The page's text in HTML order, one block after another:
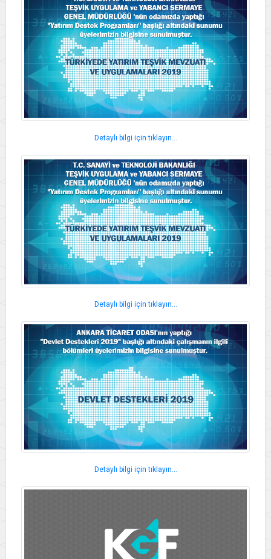
Detaylı bilgi için tıklayın...
Detaylı bilgi için tıklayın...
Detaylı bilgi için tıklayın...